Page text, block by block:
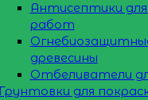
Антисептики
работ
древесины
Отбеливатели
Грунтовки для